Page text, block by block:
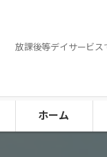
放課後等デイサービ
ホーム